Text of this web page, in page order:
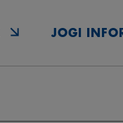
JOGI